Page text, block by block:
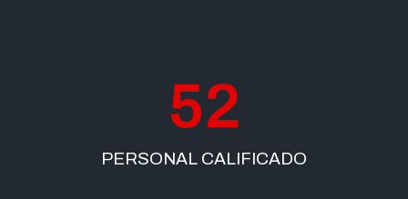
PERSONAL CALIFICADO
52